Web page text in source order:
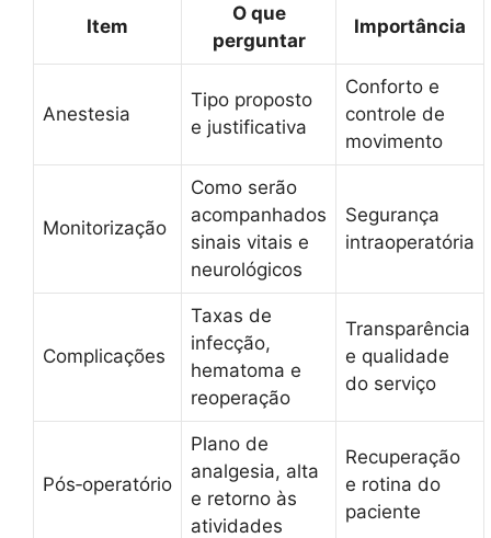
Item
O que
perguntar
Importância
Anestesia
Tipo proposto
e justificativa
Conforto e
controle de
movimento
Monitorização
Como serão
acompanhados
sinais vitais e
neurológicos
Segurança
intraoperatória
Complicações
Taxas de
infecção,
hematoma e
reoperação
Transparência
e qualidade
do serviço
Pós‑operatório
Plano de
analgesia, alta
e retorno às
atividades
Recuperação
e rotina do
paciente